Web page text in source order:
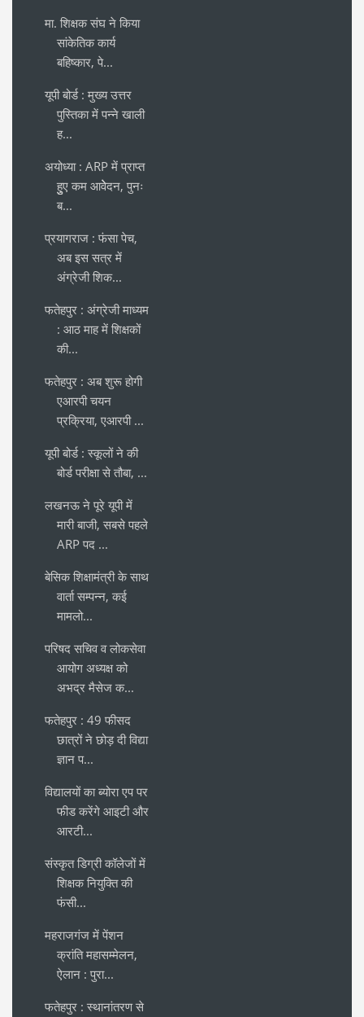
मा. शिक्षक संघ ने किया
सांकेतिक कार्य
बहिष्कार, पे...
यूपी बोर्ड : मुख्य उत्तर
पुस्तिका में पन्ने खाली
ह...
अयोध्या : ARP में प्राप्त
हुुुए कम आवेेेदन, पुनः
ब...
प्रयागराज : फंसा पेच,
अब इस सत्र में
अंग्रेजी शिक...
फतेहपुर : अंग्रेजी माध्यम
: आठ माह में शिक्षकों
की...
फतेहपुर : अब शुरू होगी
एआरपी चयन
प्रक्रिया, एआरपी ...
यूपी बोर्ड : स्कूलों ने की
बोर्ड परीक्षा से तौबा, ...
लखनऊ ने पूरे यूपी में
मारी बाजी, सबसे पहले
ARP पद ...
बेसिक शिक्षामंत्री के साथ
वार्ता सम्पन्न, कई
मामलो...
परिषद सचिव व लोकसेवा
आयोग अध्यक्ष को
अभद्र मैसेज क...
फतेहपुर : 49 फीसद
छात्रों ने छोड़ दी विद्या
ज्ञान प...
विद्यालयों का ब्योरा एप पर
फीड करेंगे आइटी और
आरटी...
संस्कृत डिग्री कॉलेजों में
शिक्षक नियुक्ति की
फंसी...
महराजगंज में पेंशन
क्रांति महासम्मेलन,
ऐलान : पुरा...
फतेहपुर : स्थानांतरण से